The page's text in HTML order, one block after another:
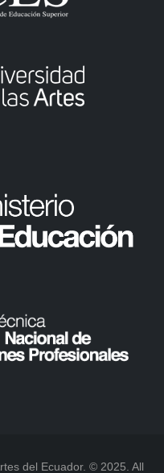
del Ecuador. © 2025. All